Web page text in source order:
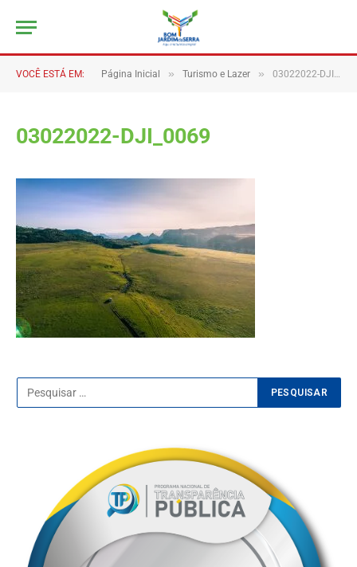
VOCÊ ESTÁ EM: Página Inicial » Turismo e Lazer » 03022022-DJI_0069
03022022-DJI_0069